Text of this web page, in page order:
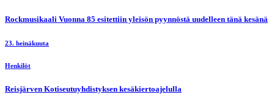
Rockmusikaali Vuonna 85 esitettiin yleisön pyynnöstä uudelleen tänä kesänä
23. heinäkuuta
Henkilöt
Reisjärven Kotiseutuyhdistyksen kesäkiertoajelulla